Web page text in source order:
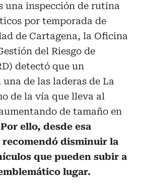
una inspección de rutina
por temporada de
de Cartagena, la Oficina
del Riesgo de
detectó que un
de las laderas de La
de la vía que lleva al
de tamaño en
Por ello, desde esa
recomendó disminuir la
que pueden subir a
lugar.